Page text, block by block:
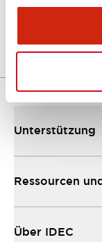
04/09/
Unterstützung
Ressourcen
Über IDEC